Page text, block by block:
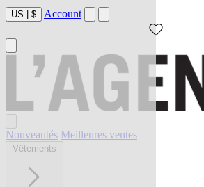
US $ Account
Nouveautés Meilleures ventes
Vêtements